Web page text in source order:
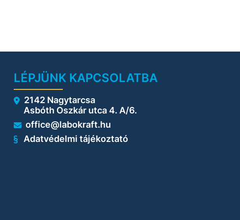
LÉPJÜNK KAPCSOLATBA
2142 Nagytarcsa
Asbóth Oszkár utca 4. A/6.
office@labokraft.hu
Adatvédelmi tájékoztató